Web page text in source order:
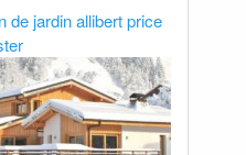
de jardin allibert price